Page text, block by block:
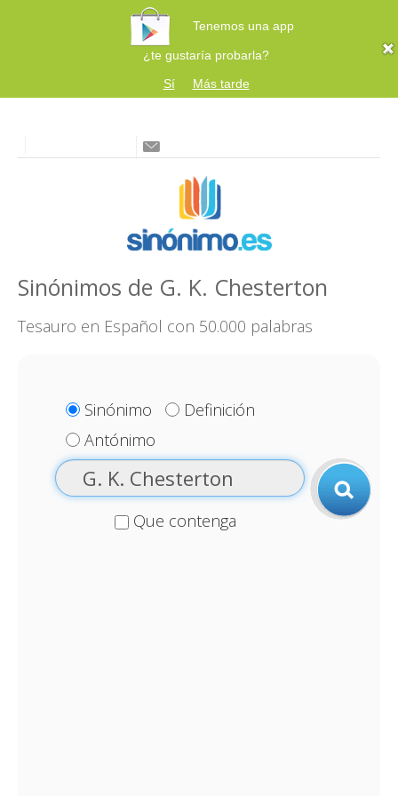
Tenemos una app
¿te gustaría probarla?
Sí
Más tarde
Sinónimos de G. K. Chesterton
Tesauro en Español con 50.000 palabras
Sinónimo
Definición
Antónimo
Que contenga